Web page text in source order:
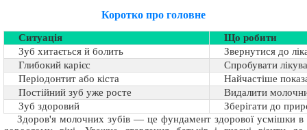
Коротко про головне
Ситуація
Що робити
Зуб хитається й болить
Звернутися до
Глибокий карієс
Спробувати
Періодонтит або кіста
Найчастіше
Постійний зуб уже росте
Видалити
Зуб здоровий
Зберігати до
Здоров'я молочних зубів — це фундамент здорової усмішки в